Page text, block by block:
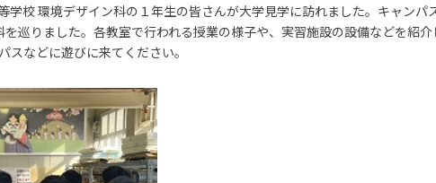
学校 環境デザイン科の１年生の皆さんが大学見学に訪れました。キャン
巡りました。各教室で行われる授業の様子や、実習施設の設備などを紹
スなどに遊びに来てください。